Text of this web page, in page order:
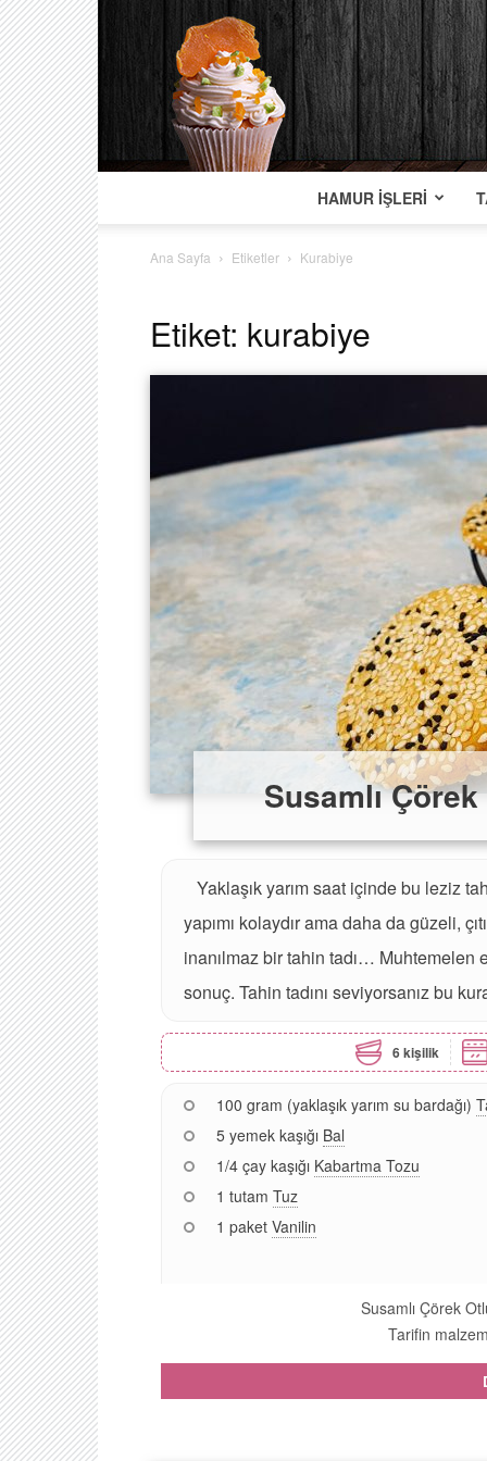
HAMUR İŞLERI
Ana Sayfa Etiketler Kurabiye
Etiket: kurabiye
Susamlı
Yaklaşık yarım saat içinde bu leziz
yapımı kolaydır ama daha da güzeli,
inanılmaz bir tahin tadı…
sonuç. Tahin tadını seviyorsanız bu
6 kişilik
100 gram (yaklaşık yarım su bardağı)
5 yemek kaşığı Bal
1/4 çay kaşığı Kabartma Tozu
1 tutam Tuz
1 paket Vanilin
Susamlı Çörek
Tarifin